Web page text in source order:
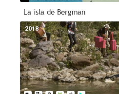
La isla de Bergman
2018